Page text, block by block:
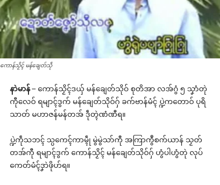
ကောန်သၟိၚ် မန်ချေတ်သဵု
နာဲမာန်– ကောန်သၟိၚ်ဒယှ် မန်ချေတ်သိုဝ် စုတိအာ လအ်ဂွံ ၅ သၞာံတုဲ
ကီုလေဝ် ရမျာၚ်ဒွက် မန်ချေတ်သိုဝ်ဂှ် ခက်ဗာန်မံၚ် ပ္ဍဲကတောဝ် ပုရိ
သာတ် မဟာဇန်မန်တအ် ဒဵုတ္ၚဲဏံဏီရ။
ပ္ဍဲကဵုသဘၚ် သ္ပကေၚ်ကာမ္ၚဵု မွဲမွဲသာ်ကီု အကြာကွဳစက်ယာန် သၟတ်
တအ်ကီု ရမျာၚ်ဒွက် ကောန်သၟိၚ် မန်ချေတ်သိုဝ်ဂှ် ဟွံပါဟွံတုဲ လုပ်
ကေတ်မံၚ်ဒၞာဲဖိုဟ်ရ။